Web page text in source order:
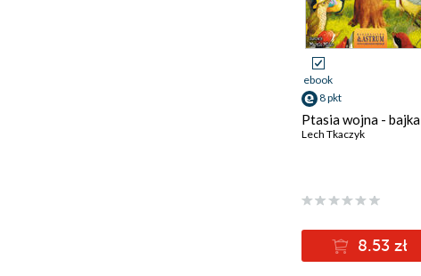
ebook
8 pkt
Ptasia wojna - bajka
Lech Tkaczyk
8.53 zł